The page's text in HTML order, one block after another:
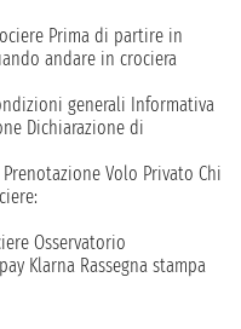
Prima di partire in
andare in crociera
generali Informativa
Dichiarazione di
Prenotazione Volo Privato Chi
Osservatorio
Klarna Rassegna stampa